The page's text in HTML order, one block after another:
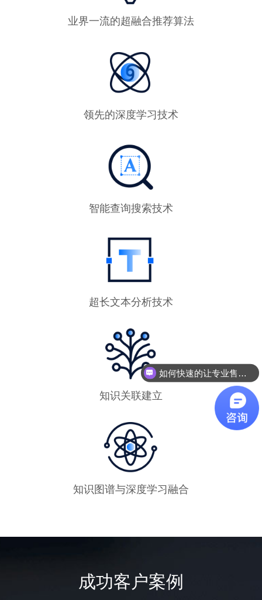
业界⼀流的超融合推荐算法
领先的深度学习技术
智能查询搜索技术
超长文本分析技术
知识关联建立
知识图谱与深度学习融合
成功客户案例